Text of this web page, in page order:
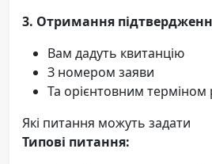
3. Отримання
Вам дадуть квитанцію
З номером заяви
Та орієнтовним терміном
Які питання можуть задати
Типові питання: